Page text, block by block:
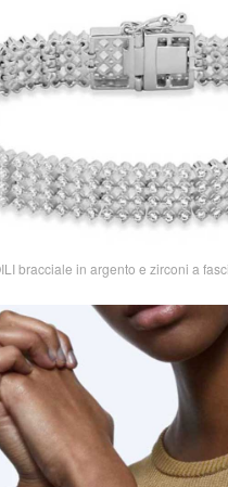
bracciale in argento e zirconi a